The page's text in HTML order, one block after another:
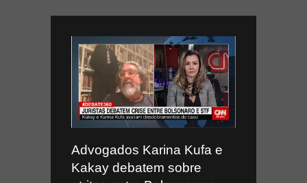
Advogados Karina Kufa e
Kakay debatem sobre